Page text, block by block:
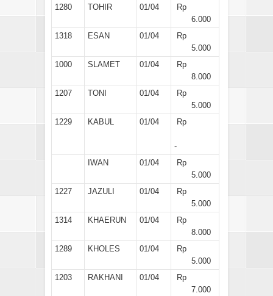
1280
TOHIR 01/04
Rp
6.000
1318
ESAN 01/04
Rp
5.000
1000
SLAMET 01/04
Rp
8.000
1207
TONI 01/04
Rp
5.000
1229
KABUL 01/04 Rp
-
IWAN
01/04
Rp
5.000
1227
JAZULI 01/04
Rp
5.000
1314
KHAERUN 01/04
Rp
8.000
1289
KHOLES 01/04
Rp
5.000
1203
RAKHANI 01/04
Rp
7.000